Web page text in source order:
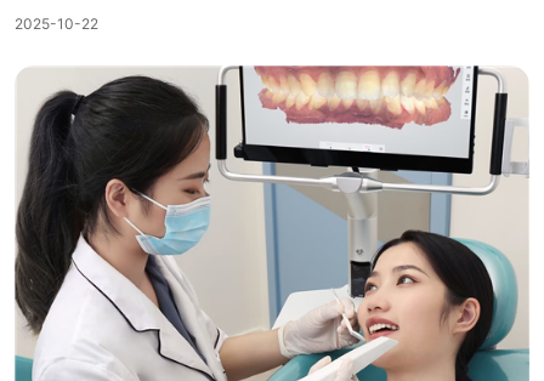
2025-10-22